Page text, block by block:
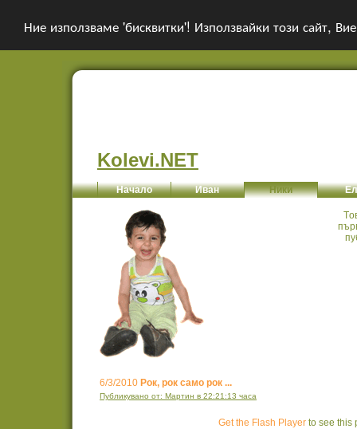
Ние използваме 'бисквитки'! Използвайки този сайт,
Kolevi.NET
Начало Иван Ники
6/3/2010 Рок, рок само рок ...
Публикувано от: Мартин в 22:21:13 часа
Get the Flash Playerto see this